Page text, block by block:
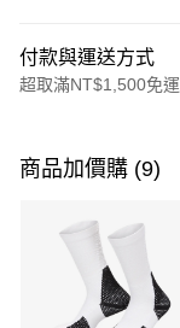
付款與運送方式
超取滿NT$1,500免運
信用卡一次付款
3 期 0 利率 每期
合作金庫商業銀行
華南商業銀行
商品加價購 (9)